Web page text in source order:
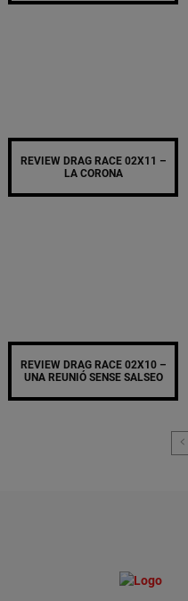
REVIEW DRAG RACE 02X11 –
LA CORONA
REVIEW DRAG RACE 02X10 –
UNA REUNIÓ SENSE SALSEO